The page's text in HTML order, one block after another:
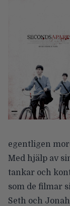
egentligen
Med hjälp av
tankar och
som de filmar
Seth och